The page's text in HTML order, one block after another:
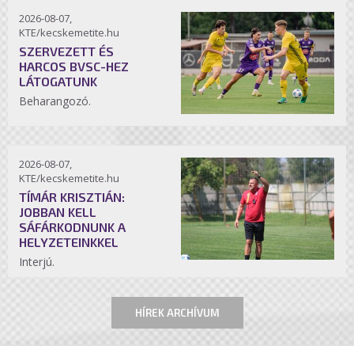
2026-08-07,
KTE/kecskemetite.hu
SZERVEZETT ÉS
HARCOS BVSC-HEZ
LÁTOGATUNK
Beharangozó.
2026-08-07,
KTE/kecskemetite.hu
TÍMÁR KRISZTIÁN:
JOBBAN KELL
SÁFÁRKODNUNK A
HELYZETEINKKEL
Interjú.
HÍREK ARCHÍVUM